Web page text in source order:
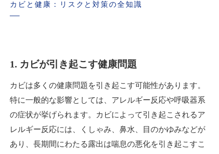
カビと健康：リスクと対策の全知識
1. カビが引き起こす健康問題
カビは多くの健康問題を引き起こす可能性があります。
特に一般的な影響としては、アレルギー反応や呼吸器系
の症状が挙げられます。カビによって引き起こされるア
レルギー反応には、くしゃみ、鼻水、目のかゆみなどが
あり、長期間にわたる露出は喘息の悪化を引き起こすこ